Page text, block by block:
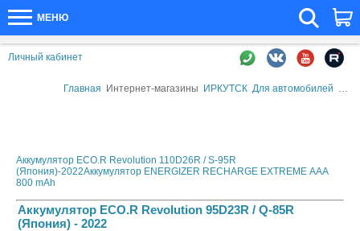
МЕНЮ
Личный кабинет
Главная Интернет-магазины ИРКУТСК Для автомобилей
Аккумулятор ECO.R Revolution 110D26R / S-95R
(Япония)-2022Аккумулятор ENERGIZER RECHARGE EXTREME ААА
800 mAh
Аккумулятор ECO.R Revolution 95D23R / Q-85R
(Япония) - 2022